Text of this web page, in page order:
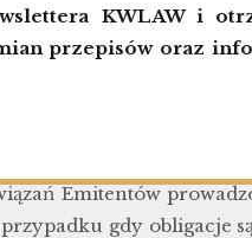
2019 r. i
2020 roku informacji
Emitentów
gdy obligacje
KWLAW i
przepisów oraz